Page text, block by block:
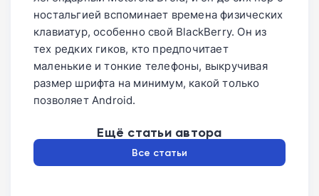
ностальгией вспоминает времена физических
клавиатур, особенно свой BlackBerry. Он из
тех редких гиков, кто предпочитает
маленькие и тонкие телефоны, выкручивая
размер шрифта на минимум, какой только
позволяет Android.
Ещё статьи автора
Все статьи